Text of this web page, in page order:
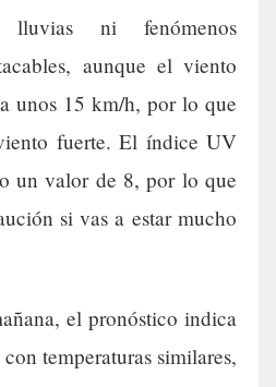
ni fenómenos
aunque el viento
unos 15 km/h, por lo que
fuerte. El índice UV
un valor de 8, por lo que
si vas a estar mucho
el pronóstico indica
temperaturas similares,